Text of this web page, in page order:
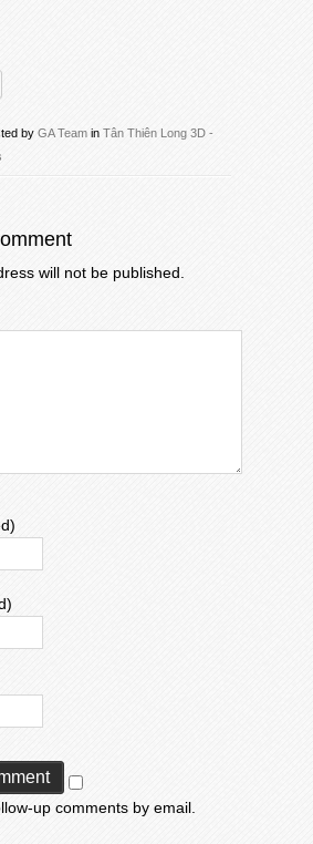
by GA Team in Tân Thiên Long 3D -
will not be published.
up comments by email.